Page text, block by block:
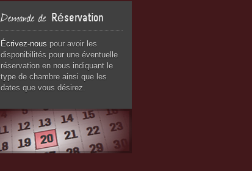
Demande de Réservation
Écrivez-nous pour avoir les
disponibilités pour une éventuelle
réservation en nous indiquant le
type de chambre ainsi que les
dates que vous désirez.